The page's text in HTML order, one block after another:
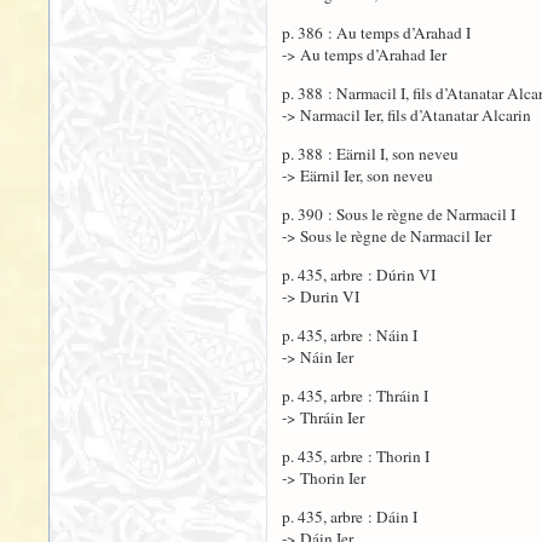
p. 386 : Au temps d’Arahad I
-> Au temps d’Arahad Ier
p. 388 : Narmacil I, fils d’Atanatar
-> Narmacil Ier, fils d’Atanatar Alcarin
p. 388 : Eärnil I, son neveu
-> Eärnil Ier, son neveu
p. 390 : Sous le règne de Narmacil I
-> Sous le règne de Narmacil Ier
p. 435, arbre : Dúrin VI
-> Durin VI
p. 435, arbre : Náin I
-> Náin Ier
p. 435, arbre : Thráin I
-> Thráin Ier
p. 435, arbre : Thorin I
-> Thorin Ier
p. 435, arbre : Dáin I